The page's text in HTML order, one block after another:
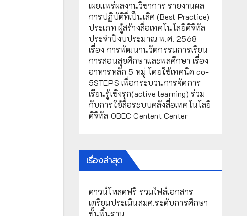
เผยเเพร่ผลงานวิชาการ รายงานผล
การปฏิบัติที่เป็นเลิศ (Best Practice)
ประเภท ผู้สร้างสื่อเทคโนโลยีดิจิทัล
ประจำปีงบประมาณ พ.ศ. 2568
เรื่อง การพัฒนานวัตกรรมการเรียน
การสอนสุขศึกษาและพลศึกษา เรื่อง
อาหารหลัก 5 หมู่ โดยใช้เทคนิค co-
5STEPS เพื่อกระบวนการจัดการ
เรียนรู้เชิงรุก(active learning) ร่วม
กับการใช้สื่อระบบคลังสื่อเทคโนโลยี
ดิจิทัล OBEC Centent Center
เรื่องล่าสุด
ดาวน์โหลดฟรี รวมไฟล์เอกสาร
เตรียมประเมินสมศ.ระดับการศึกษา
ขั้นพื้นฐาน